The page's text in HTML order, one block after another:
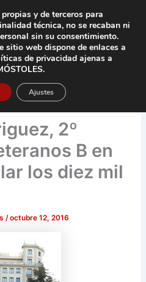
2º
B en
los diez mil
/octubre 12, 2016
y de terceros para
técnica, no se recaban ni
onal sin su consentimiento.
sitio web dispone de enlaces a
de privacidad ajenas a
.
Ajustes